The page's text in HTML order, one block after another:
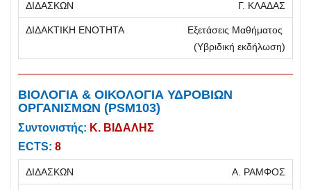
Γ. ΚΛΑΔΑΣ
Εξετάσεις Μαθήματος
(Υβριδική εκδήλωση)
ΒΙΟΛΟΓΙΑ & ΟΙΚΟΛΟΓΙΑ ΥΔΡΟΒΙΩΝ
ΟΡΓΑΝΙΣΜΩΝ (PSM103)
Συντονιστής: Κ. ΒΙΔΑΛΗΣ
ECTS: 8
Α. ΡΑΜΦΟΣ